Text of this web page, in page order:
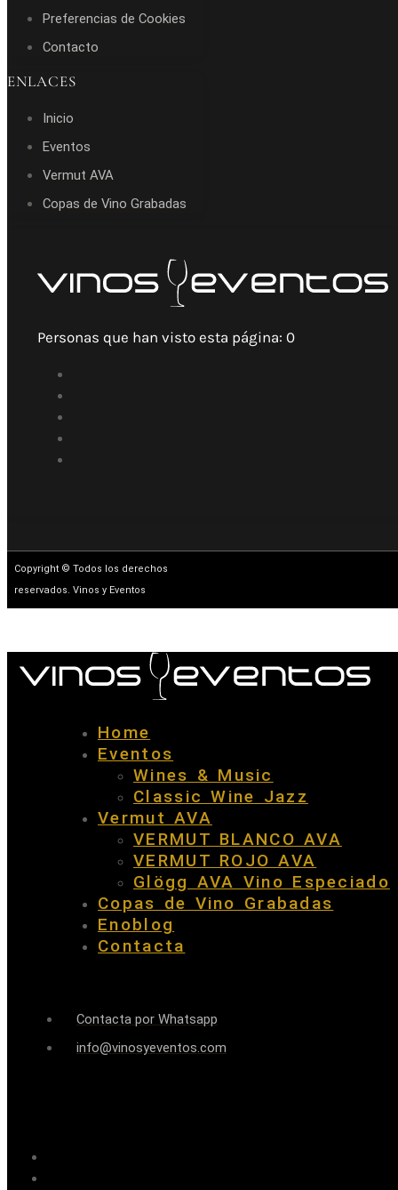
Preferencias de Cookies
Contacto
ENLACES
Inicio
Eventos
Vermut AVA
Copas de Vino Grabadas
Personas que han visto esta página: 0
Copyright © Todos los derechos
reservados. Vinos y Eventos
Home
Eventos
Wines & Music
Classic Wine Jazz
Vermut AVA
VERMUT BLANCO AVA
VERMUT ROJO AVA
Glögg AVA Vino Especiado
Copas de Vino Grabadas
Enoblog
Contacta
Contacta por Whatsapp
info@vinosyeventos.com